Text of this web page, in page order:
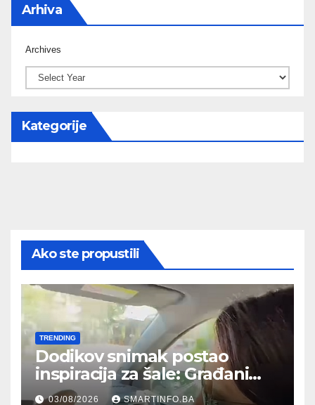
Arhiva
Archives
Kategorije
Ako ste propustili
TRENDING
Dodikov snimak postao
inspiracija za šale: Građani
kroz parodiju poslali poruku
03/08/2026 SMARTINFO.BA